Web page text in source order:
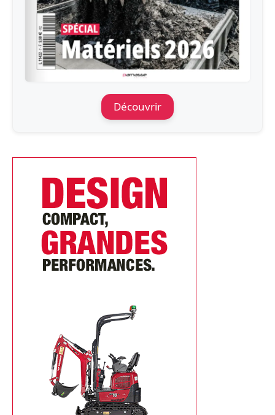
Découvrir